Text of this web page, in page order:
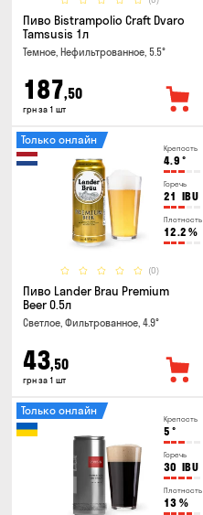
Пиво Bistrampolio Craft Dvaro
Tamsusis 1л
Темное, Нефильтрованное, 5.5°
187,50
грн за 1 шт
Крепость
4.9 °
Горечь
21 IBU
Плотность
12.2 %
(0)
Только онлайн
Пиво Lander Brau Premium
Beer 0.5л
Светлое, Фильтрованное, 4.9°
43,50
грн за 1 шт
Крепость
5 °
Горечь
30 IBU
Плотность
13 %
Только онлайн